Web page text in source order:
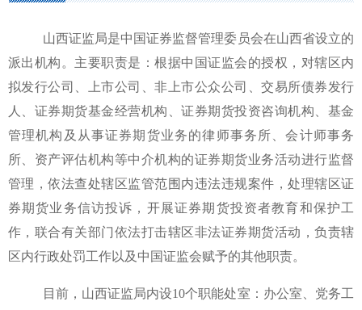
山西证监局是中国证券监督管理委员会在山西省设立的
派出机构。主要职责是：根据中国证监会的授权，对辖区内
拟发行公司、上市公司、非上市公众公司、交易所债券发行
人、证券期货基金经营机构、证券期货投资咨询机构、基金
管理机构及从事证券期货业务的律师事务所、会计师事务
所、资产评估机构等中介机构的证券期货业务活动进行监督
管理，依法查处辖区监管范围内违法违规案件，处理辖区证
券期货业务信访投诉，开展证券期货投资者教育和保护工
作，联合有关部门依法打击辖区非法证券期货活动，负责辖
区内行政处罚工作以及中国证监会赋予的其他职责。
目前，山西证监局内设10个职能处室： 办公室、党务工